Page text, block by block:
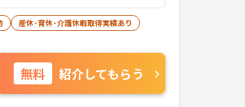
産休･育休･介護休暇取得実績あり
無料 紹介してもらう